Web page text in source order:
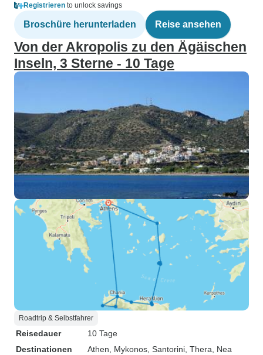
Registrieren to unlock savings
Broschüre herunterladen Reise ansehen
Von der Akropolis zu den Ägäischen
Inseln, 3 Sterne - 10 Tage
Roadtrip & Selbstfahrer
Reisedauer
10 Tage
Destinationen
Athen , Mykonos , Santorini , Thera , Nea